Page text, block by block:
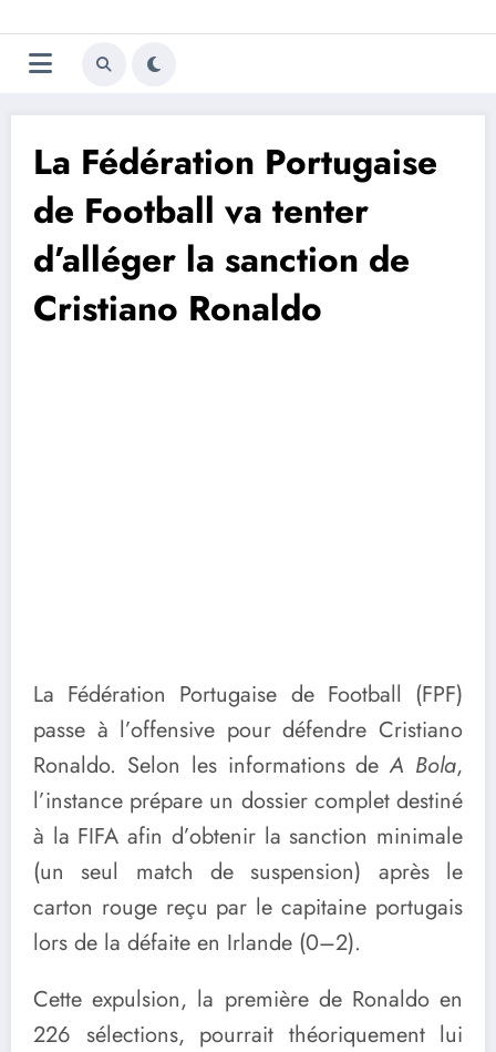
au
contenu
Trivela
L'actualité du football
La Fédération Portugaise
de Football va tenter
d’alléger la sanction de
Cristiano Ronaldo
La Fédération Portugaise de Football (FPF)
passe à l’offensive pour défendre Cristiano
Ronaldo. Selon les informations deA Bola,
l’instance prépare un dossier complet destiné
à la FIFA afin d’obtenir la sanction minimale
(un seul match de suspension) après le
carton rouge reçu par le capitaine portugais
lors de la défaite en Irlande (0–2).
Cette expulsion, la première de Ronaldo en
226 sélections, pourrait théoriquement lui